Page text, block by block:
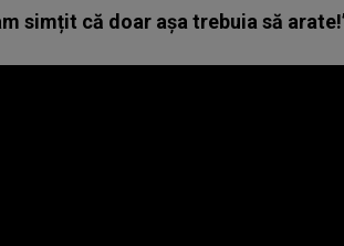
simțit că doar așa trebuia să